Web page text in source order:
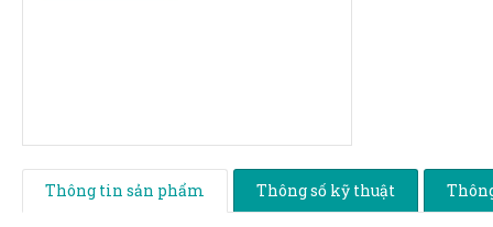
Thông tin sản phẩm Thông số kỹ thuật